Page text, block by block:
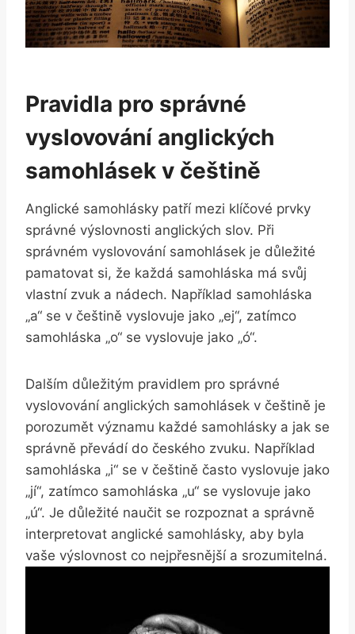
Pravidla pro správné
vyslovování anglických
samohlásek v češtině
Anglické samohlásky patří mezi klíčové prvky
správné výslovnosti anglických slov. Při
správném vyslovování samohlásek je důležité
pamatovat si, že každá samohláska má svůj
vlastní zvuk a nádech. Například samohláska
„a“ se v češtině vyslovuje jako „ej“, zatímco
samohláska „o“ se vyslovuje jako „ó“.
Dalším důležitým pravidlem pro správné
vyslovování anglických samohlásek v češtině je
porozumět významu každé samohlásky a jak se
správně převádí do českého zvuku. Například
samohláska „i“ se v češtině často vyslovuje jako
„jí“, zatímco samohláska „u“ se vyslovuje jako
„ú“. Je důležité naučit se rozpoznat a správně
interpretovat anglické samohlásky, aby byla
vaše výslovnost co nejpřesnější a srozumitelná.